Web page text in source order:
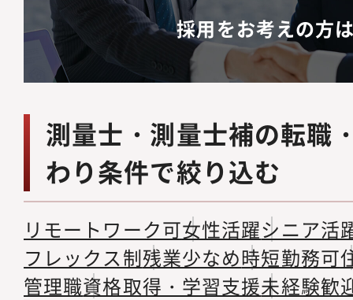
採用をお考えの方
測量士・測量士補の転職
わり条件で絞り込む
リモートワーク可女性活躍シニア活
フレックス制残業少なめ時短勤務可
管理職資格取得・学習支援未経験歓